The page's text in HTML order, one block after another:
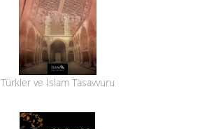
Türkler ve İslam Tasavvuru